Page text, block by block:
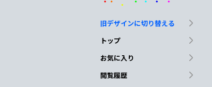
泣いたの 僕だっ
Em D#dim
旧デザインに切り替える
トップ
お気に入り
閲覧履歴